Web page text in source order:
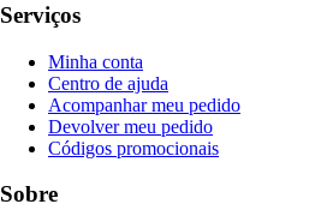
Serviços
Minha conta
Centro de ajuda
Acompanhar meu pedido
Devolver meu pedido
Códigos promocionais
Sobre